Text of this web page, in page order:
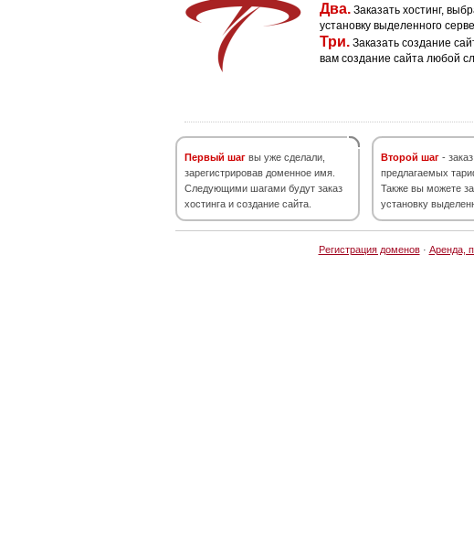
Два. Заказать хостинг,
установку выделенного
Три. Заказать создание
вам создание сайта любой
Первый шаг вы уже сделали,
зарегистрировав доменное имя.
Следующими шагами будут заказ
хостинга и создание сайта.
Второй шаг -
предлагаемых
Также вы можете
установку
Регистрация доменов· Аренда,